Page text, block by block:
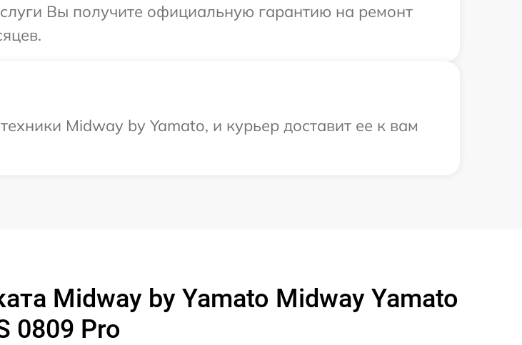
Вы получите официальную гарантию на ремонт
Midway by Yamato, и курьер доставит ее к вам
Midway by Yamato Midway Yamato
0809 Pro